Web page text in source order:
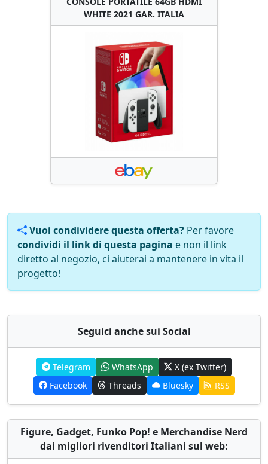
WHITE 2021 GAR. ITALIA
Vuoi condividere questa offerta? Per favore
condividi il link di questa pagina e non il link
diretto al negozio, ci aiuterai a mantenere in vita il
progetto!
Seguici anche sui Social
Telegram WhatsApp
X (ex Twitter)
Facebook
Threads Bluesky RSS
Figure, Gadget, Funko Pop! e Merchandise Nerd
dai migliori rivenditori Italiani sul web: